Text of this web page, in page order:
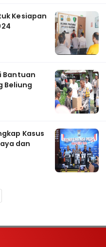
Kesiapan
Bantuan
Beliung
Kasus
dan